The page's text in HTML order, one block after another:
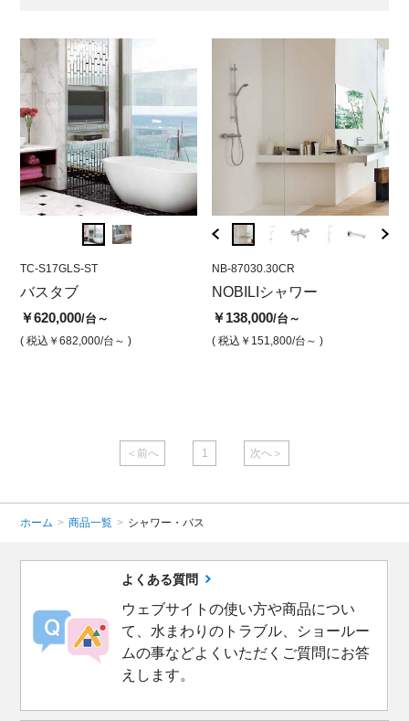
TC-S17GLS-ST
バスタブ
￥620,000/台～
( 税込￥682,000/台～ )
TC-S17GLS-ST
カンドーレバス グロス
（光沢）タイプ
￥620,000/台
NB00030CR
リキッド サーモ式シャワ
ー用湯水混合栓
￥128,000/台
NB-87030.30CR
NOBILIシャワー
￥138,000/台～
( 税込￥151,800/台～ )
＜前へ 1 次へ＞
ホーム > 商品一覧 > シャワー・バス
よくある質問
ウェブサイトの使い方や商品につい
て、水まわりのトラブル、ショールー
ムの事などよくいただくご質問にお答
えします。